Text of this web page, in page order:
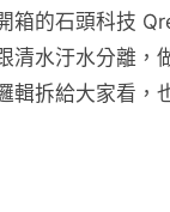
箱的石頭科技
清水汙水分離，
輯拆給大家看，